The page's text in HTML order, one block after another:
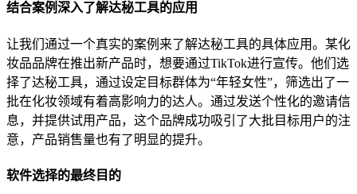
结合案例深入了解达秘工具的应用
让我们通过一个真实的案例来了解达秘工具的具体应用。某化
妆品品牌在推出新产品时，想要通过TikTok进行宣传。他们选
择了达秘工具，通过设定目标群体为“年轻女性”，筛选出了一
批在化妆领域有着高影响力的达人。通过发送个性化的邀请信
息，并提供试用产品，这个品牌成功吸引了大批目标用户的注
意，产品销售量也有了明显的提升。
软件选择的最终目的